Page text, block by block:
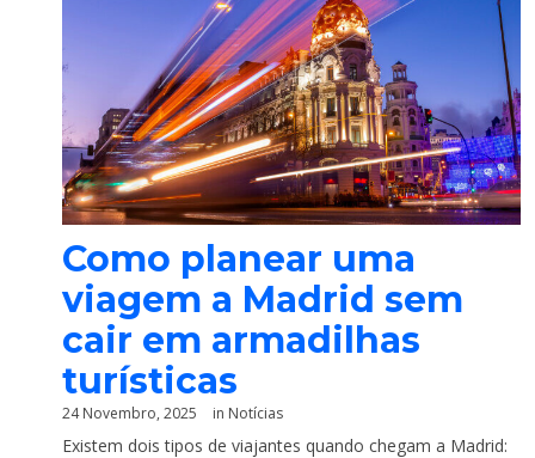
Como planear uma
viagem a Madrid sem
cair em armadilhas
turísticas
24 Novembro, 2025 in Notícias
Existem dois tipos de viajantes quando chegam a Madrid: